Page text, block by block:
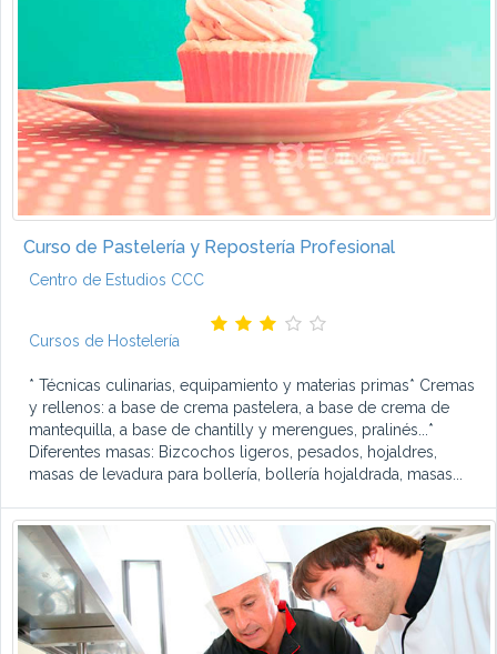
Curso de Pastelería y Repostería Profesional
Centro de Estudios CCC
Cursos de Hostelería
* Técnicas culinarias, equipamiento y materias primas* Cremas
y rellenos: a base de crema pastelera, a base de crema de
mantequilla, a base de chantilly y merengues, pralinés...*
Diferentes masas: Bizcochos ligeros, pesados, hojaldres,
masas de levadura para bollería, bollería hojaldrada, masas...